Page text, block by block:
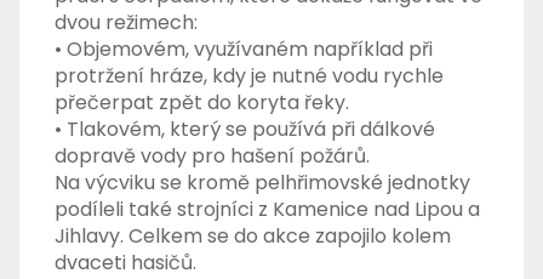
dvou režimech:
• Objemovém, využívaném například při
protržení hráze, kdy je nutné vodu rychle
přečerpat zpět do koryta řeky.
• Tlakovém, který se používá při dálkové
dopravě vody pro hašení požárů.
Na výcviku se kromě pelhřimovské jednotky
podíleli také strojníci z Kamenice nad Lipou a
Jihlavy. Celkem se do akce zapojilo kolem
dvaceti hasičů.